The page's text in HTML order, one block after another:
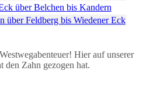
über Belchen bis Kandern
über Feldberg bis Wiedener Eck
Hier auf unserer
den Zahn gezogen hat.